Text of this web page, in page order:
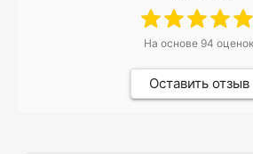
На основе 94 оценок
Оставить отзыв